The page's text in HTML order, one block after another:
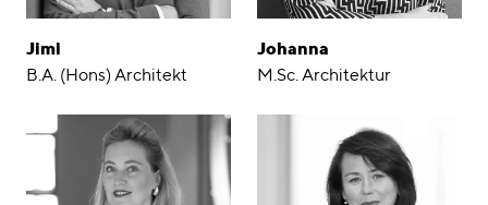
Jimi
B.A. (Hons) Architekt
Johanna
M.Sc. Architektur